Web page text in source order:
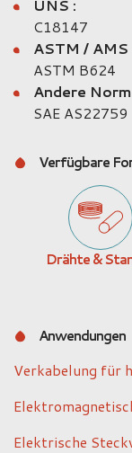
UNS :
C18147
ASTM / AMS
ASTM B624
Andere
SAE AS22759
Verfügbare
Drähte &
Anwendungen
Verkabelung für
Elektrische